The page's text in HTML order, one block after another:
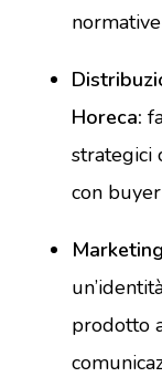
Horeca:
strategici
con
prodotto